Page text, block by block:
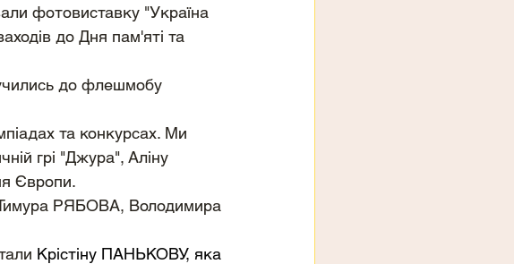
фотовиставку "Україна
до Дня пам'яті та
до флешмобу
та конкурсах. Ми
грі "Джура", Аліну
Європи.
РЯБОВА, Володимира
Крістіну ПАНЬКОВУ, яка